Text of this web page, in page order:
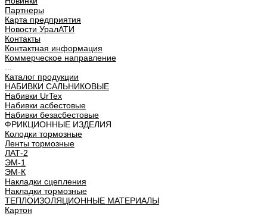
Партнеры
Карта предприятия
Новости УралАТИ
Контакты
Контактная информация
Коммерческое направление
Каталог продукции
НАБИВКИ САЛЬНИКОВЫЕ
Набивки UrTex
Набивки асбестовые
Набивки безасбестовые
ФРИКЦИОННЫЕ ИЗДЕЛИЯ
Колодки тормозные
Ленты тормозные
ЛАТ-2
ЭМ-1
ЭМ-К
Накладки сцепления
Накладки тормозные
ТЕПЛОИЗОЛЯЦИОННЫЕ МАТЕРИАЛЫ
Картон